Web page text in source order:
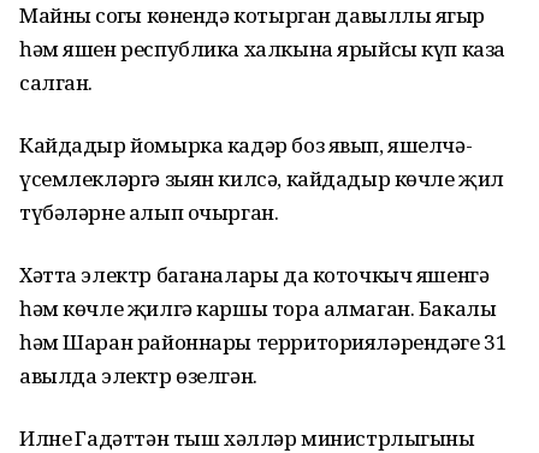
Майның соңгы көнендә котырган давыллы яңгыр
һәм яшен республика халкына ярыйсы күп каза
салган.
Кайдадыр йомырка кадәр боз явып, яшелчә-
үсемлекләргә зыян килсә, кайдадыр көчле җил
түбәләрне алып очырган.
Хәтта электр баганалары да коточкыч яшенгә
һәм көчле җилгә каршы тора алмаган. Бакалы
һәм Шаран районнары территорияләрендәге 31
авылда электр өзелгән.
Илнең Гадәттән тыш хәлләр министрлыгының